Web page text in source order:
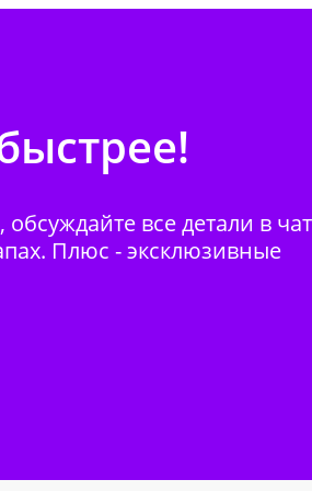
все детали в
Плюс - эксклюзивные